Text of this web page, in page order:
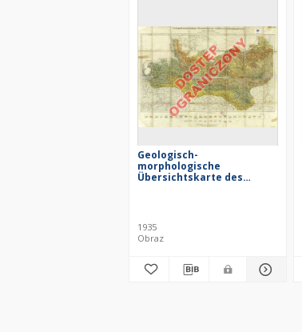
Geologisch-
morphologische
Übersichtskarte des
1935
Obraz